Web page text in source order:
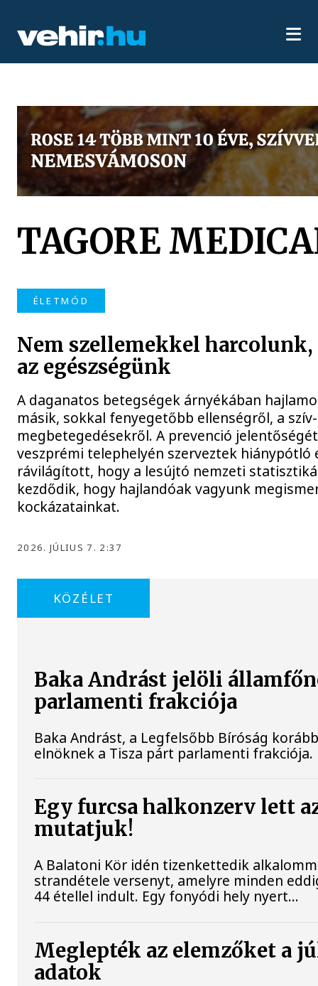
TAGORE
ÉLETMÓD
Nem szellemekkel
az egészségünk
A daganatos betegségek árnyékában
másik, sokkal fenyegetőbb ellenségről, a
megbetegedésekről. A prevenció
veszprémi telephelyén szerveztek hiánypótló
rávilágított, hogy a lesújtó nemzeti
kezdődik, hogy hajlandóak vagyunk
kockázatainkat.
2026. JÚLIUS 7. 2:37
KÖZÉLET
Baka Andrást jelöli
parlamenti frakciója
Baka Andrást, a Legfelsőbb Bíróság
elnöknek a Tisza párt parlamenti frakciója.
Egy furcsa halkonzerv lett
mutatjuk!
A Balatoni Kör idén tizenkettedik
strandétele versenyt, amelyre minden
44 étellel indult. Egy fonyódi hely nyert...
Meglepték az elemzőket a
adatok